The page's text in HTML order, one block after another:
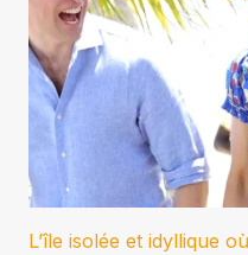
L’île isolée et idyllique